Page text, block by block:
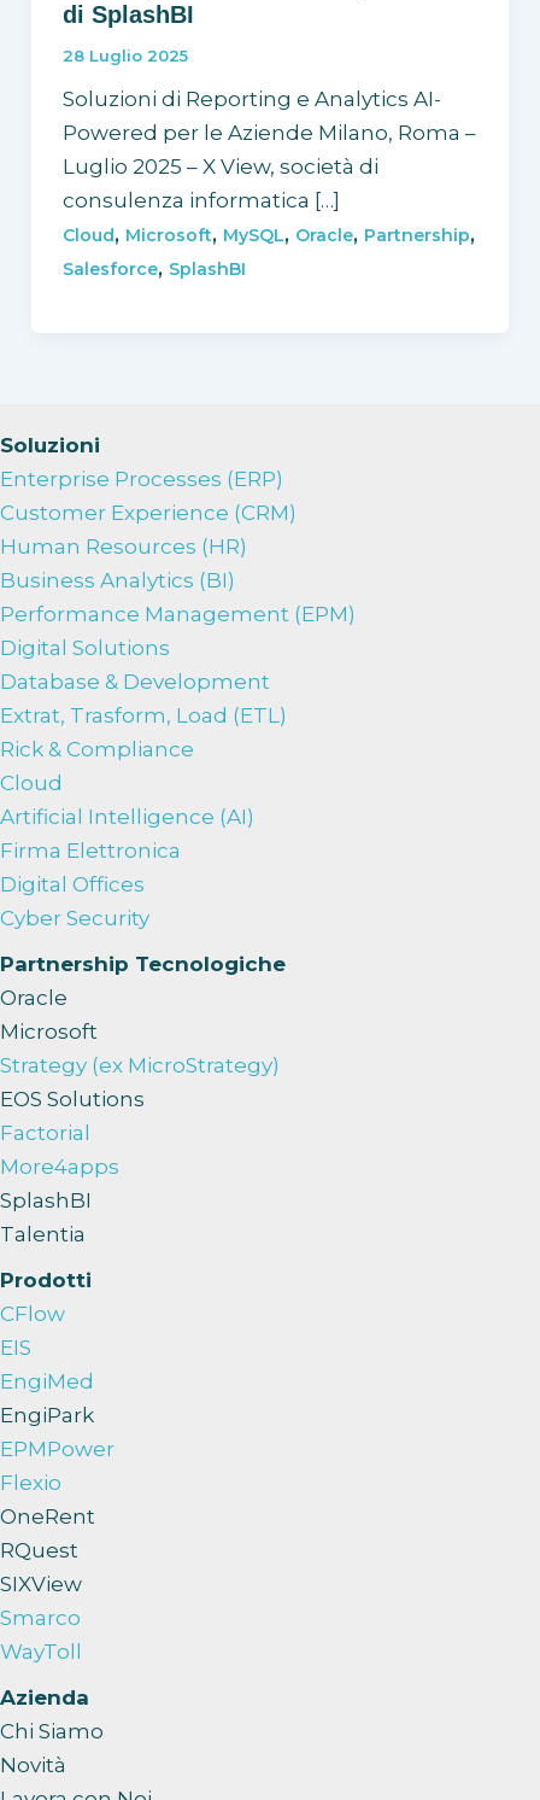
di SplashBI
28 Luglio 2025
Soluzioni di Reporting e Analytics AI-
Powered per le Aziende Milano, Roma –
Luglio 2025 – X View, società di
consulenza informatica […]
Cloud, Microsoft, MySQL, Oracle, Partnership,
Salesforce, SplashBI
Soluzioni
Enterprise Processes (ERP)
Customer Experience (CRM)
Human Resources (HR)
Business Analytics (BI)
Performance Management (EPM)
Digital Solutions
Database & Development
Extrat, Trasform, Load (ETL)
Rick & Compliance
Cloud
Artificial Intelligence (AI)
Firma Elettronica
Digital Offices
Cyber Security
Partnership Tecnologiche
Oracle
Microsoft
Strategy (ex MicroStrategy)
EOS Solutions
Factorial
More4apps
SplashBI
Talentia
Prodotti
CFlow
EIS
EngiMed
EngiPark
EPMPower
Flexio
OneRent
RQuest
SIXView
Smarco
WayToll
Azienda
Chi Siamo
Novità